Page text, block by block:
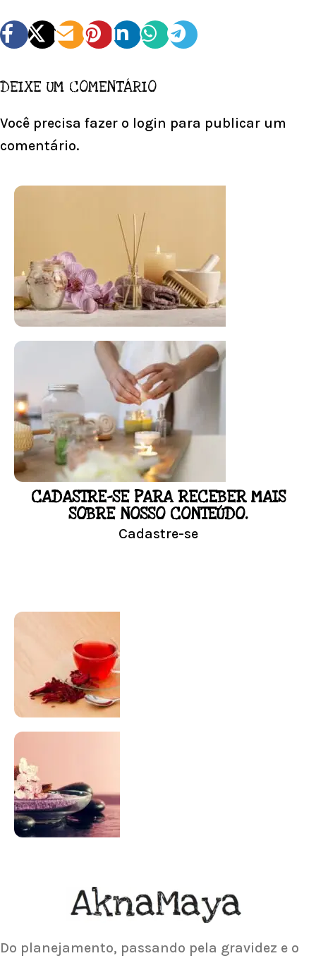
DEIXE UM COMENTÁRIO
Você precisa fazer o login para publicar um
comentário.
FLORAL DE BACH PERSONALIZADO
Responda as perguntas e receba o seu
floral em casa.
Resultado na hora!
Conheça mais e faça sua Pesquisa
LOJA
CADASTRE-SE PARA RECEBER MAIS
SOBRE NOSSO CONTEÚDO.
Cadastre-se
Para antes e depois de engravidar
Saiba Mais
Acupuntura focada para Fertilidade e
Gravidez
Saiba Mais
Do planejamento, passando pela gravidez e o